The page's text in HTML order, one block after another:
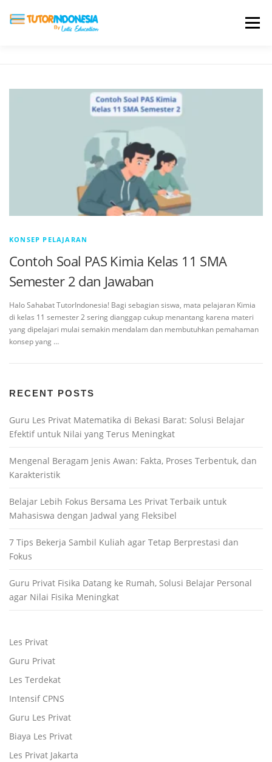
Menu
TESTIMONI PROFIL ALUMNI
DAFTAR SEKOLAH
KONSEP PELAJARAN
Contoh Soal PAS Kimia Kelas 11 SMA
Semester 2 dan Jawaban
Halo Sahabat TutorIndonesia! Bagi sebagian siswa, mata pelajaran Kimia
di kelas 11 semester 2 sering dianggap cukup menantang karena materi
yang dipelajari mulai semakin mendalam dan membutuhkan pemahaman
konsep yang …
RECENT POSTS
Guru Les Privat Matematika di Bekasi Barat: Solusi Belajar
Efektif untuk Nilai yang Terus Meningkat
Mengenal Beragam Jenis Awan: Fakta, Proses Terbentuk, dan
Karakteristik
Belajar Lebih Fokus Bersama Les Privat Terbaik untuk
Mahasiswa dengan Jadwal yang Fleksibel
7 Tips Bekerja Sambil Kuliah agar Tetap Berprestasi dan
Fokus
Guru Privat Fisika Datang ke Rumah, Solusi Belajar Personal
agar Nilai Fisika Meningkat
Les Privat
Guru Privat
Les Terdekat
Intensif CPNS
Guru Les Privat
Biaya Les Privat
Les Privat Jakarta